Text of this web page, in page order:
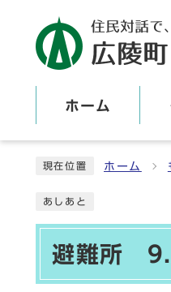
ホーム
現在位置 ホーム
あしあと
避難所 9.